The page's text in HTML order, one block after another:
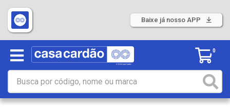
Baixe já nosso APP
0